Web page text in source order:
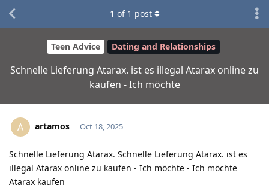
Teen Advice Dating and Relationships
Schnelle Lieferung Atarax. ist es illegal Atarax online zu
kaufen - Ich möchte
1 of 1 post
A artamos Oct 18, 2025
Schnelle Lieferung Atarax. Schnelle Lieferung Atarax. ist es
illegal Atarax online zu kaufen - Ich möchte - Ich möchte
Atarax kaufen